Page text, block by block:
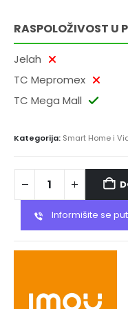
RASPOLOŽIVOST U
Jelah
TC Mepromex
TC Mega Mall
Kategorija: Smart Home i
Informišite se